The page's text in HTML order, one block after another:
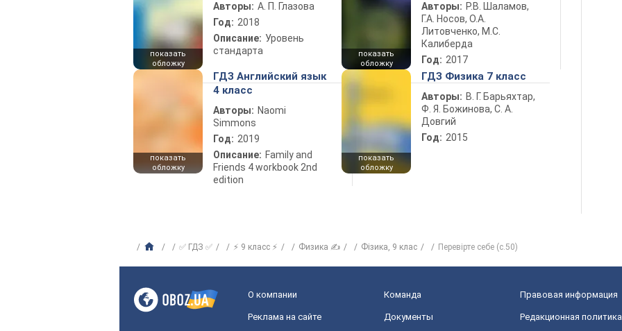
показать
обложку
Авторы: А. П. Глазова
Год: 2018
Описание: Уровень
стандарта
показать
обложку
Авторы: Р.В. Шаламов,
Г.А. Носов, О.А.
Литовченко, М.С.
Калиберда
Год: 2017
показать
обложку
ГДЗ Английский язык
4 класс
Авторы: Naomi
Simmons
Год: 2019
Описание: Family and
Friends 4 workbook 2nd
edition
показать
обложку
ГДЗ Физика 7 класс
Авторы: В. Г. Барьяхтар,
Ф. Я. Божинова, С. А.
Довгий
Год: 2015
✅ ГДЗ ✅ ⚡ 9 класс ⚡ Физика ✍ Фізика, 9 клас Перевірте себе (с.50)
О компании Команда Правовая информация
Реклама на сайте Документы Редакционная политика